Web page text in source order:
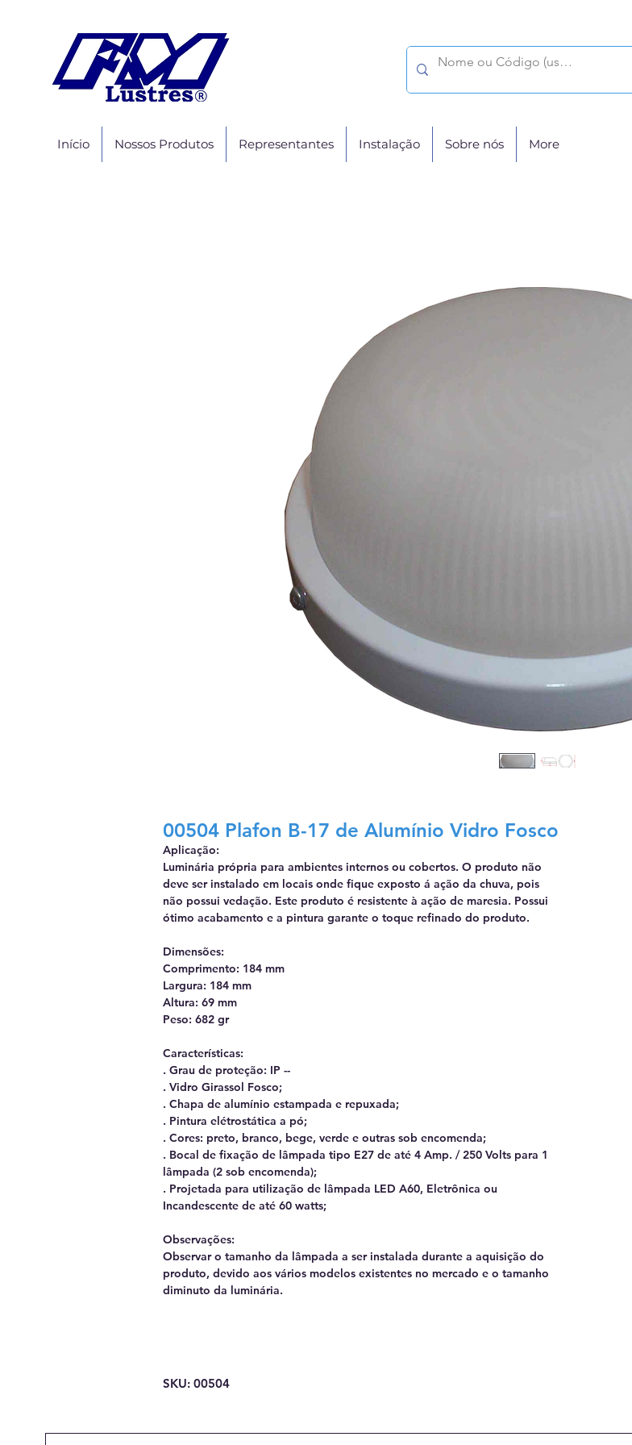
Início Nossos Produtos Representantes Instalação Sobre nós More
00504 Plafon B-17 de Alumínio Vidro Fosco
Aplicação:
Luminária própria para ambientes internos ou cobertos. O produto não
deve ser instalado em locais onde fique exposto á ação da chuva, pois
não possui vedação. Este produto é resistente à ação de maresia. Possui
ótimo acabamento e a pintura garante o toque refinado do produto.
Dimensões:
Comprimento: 184 mm
Largura: 184 mm
Altura: 69 mm
Peso: 682 gr
Características:
. Grau de proteção: IP --
. Vidro Girassol Fosco;
. Chapa de alumínio estampada e repuxada;
. Pintura elétrostática a pó;
. Cores: preto, branco, bege, verde e outras sob encomenda;
. Bocal de fixação de lâmpada tipo E27 de até 4 Amp. / 250 Volts para 1
lâmpada (2 sob encomenda);
. Projetada para utilização de lâmpada LED A60, Eletrônica ou
Incandescente de até 60 watts;
Observações:
Observar o tamanho da lâmpada a ser instalada durante a aquisição do
produto, devido aos vários modelos existentes no mercado e o tamanho
diminuto da luminária.
SKU: 00504